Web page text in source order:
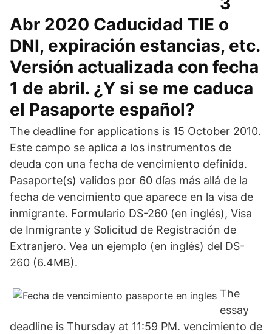
Abr 2020 Caducidad TIE o
DNI, expiración estancias, etc.
Versión actualizada con fecha
1 de abril. ¿Y si se me caduca
el Pasaporte español?
The deadline for applications is 15 October 2010.
Este campo se aplica a los instrumentos de
deuda con una fecha de vencimiento definida.
Pasaporte(s) validos por 60 días más allá de la
fecha de vencimiento que aparece en la visa de
inmigrante. Formulario DS-260 (en inglés), Visa
de Inmigrante y Solicitud de Registración de
Extranjero. Vea un ejemplo (en inglés) del DS-
260 (6.4MB).
The
essay
deadline is Thursday at 11:59 PM. vencimiento de